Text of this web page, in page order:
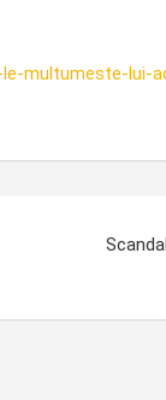
multumeste-lui-